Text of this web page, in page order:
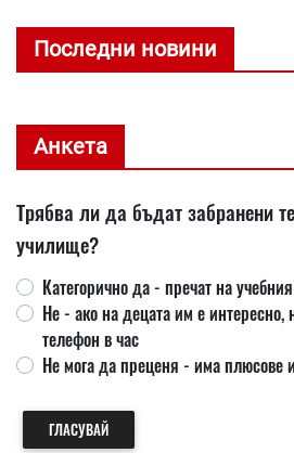
Последни новини
Анкета
Трябва ли да бъдат забранени
училище?
Категорично да - пречат на
Не - ако на децата им е
телефон в час
Не мога да преценя - има плюсове
ГЛАСУВАЙ